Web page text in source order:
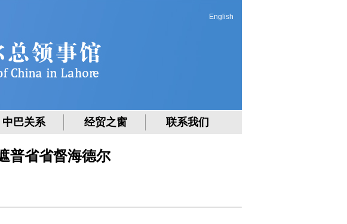
English
中巴关系 经贸之窗 联系我们
普省省督海德尔